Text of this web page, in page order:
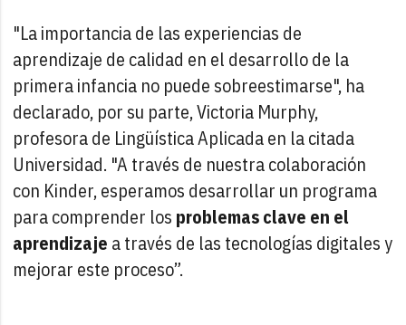
"La importancia de las experiencias de
aprendizaje de calidad en el desarrollo de la
primera infancia no puede sobreestimarse", ha
declarado, por su parte, Victoria Murphy,
profesora de Lingüística Aplicada en la citada
Universidad. "A través de nuestra colaboración
con Kinder, esperamos desarrollar un programa
para comprender los problemas clave en el
aprendizaje a través de las tecnologías digitales y
mejorar este proceso”.